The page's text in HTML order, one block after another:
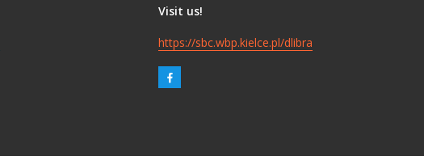
Visit us!
https://sbc.wbp.kielce.pl/dlibra